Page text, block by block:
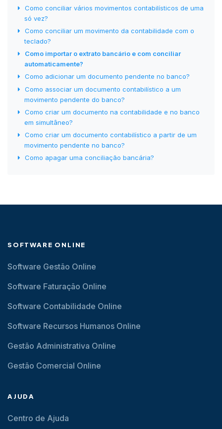
Como conciliar vários movimentos contabilísticos de uma
só vez?
Como conciliar um movimento da contabilidade com o
teclado?
Como importar o extrato bancário e com conciliar
automaticamente?
Como adicionar um documento pendente no banco?
Como associar um documento contabilístico a um
movimento pendente do banco?
Como criar um documento na contabilidade e no banco
em simultâneo?
Como criar um documento contabilístico a partir de um
movimento pendente no banco?
Como apagar uma conciliação bancária?
SOFTWARE ONLINE
Software Gestão Online
Software Faturação Online
Software Contabilidade Online
Software Recursos Humanos Online
Gestão Administrativa Online
Gestão Comercial Online
AJUDA
Centro de Ajuda